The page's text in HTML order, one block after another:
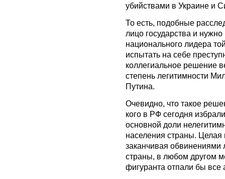
убийствами в Украине и
То есть, подобные
лицо государства и
национального лидера
испытать на себе
коллегиальное решение
степень легитимности
Путина.
Очевидно, что такое
кого в РФ сегодня
основной доли
населения страны. Целая
заканчивая обвинениями
страны, в любом другом
фигуранта отпали бы